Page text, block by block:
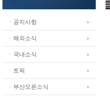
ㆍ공지사항
ㆍ해외소식
ㆍ국내소식
ㆍ토픽
ㆍ부산오픈소식